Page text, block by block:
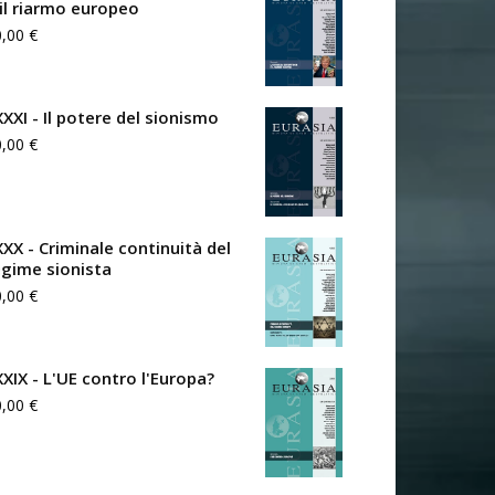
riarmo europeo
€
- Il potere del sionismo
€
- Criminale continuità del
sionista
€
- L'UE contro l'Europa?
€